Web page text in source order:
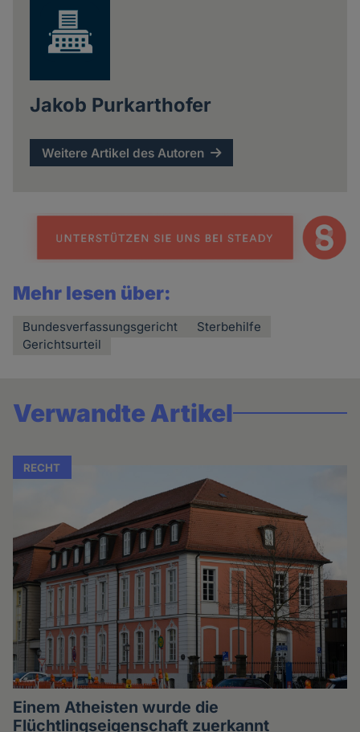
Jakob Purkarthofer
Weitere Artikel des Autoren
Mehr lesen über:
Bundesverfassungsgericht
Sterbehilfe
Gerichtsurteil
Verwandte Artikel
RECHT
Einem Atheisten wurde die
Flüchtlingseigenschaft zuerkannt